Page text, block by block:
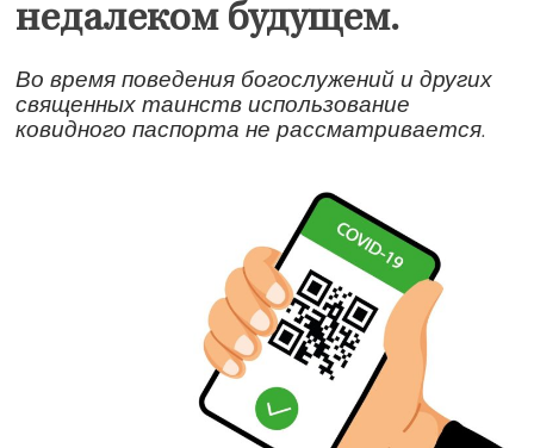
недалеком будущем.
Во время поведения богослужений и других
священных таинств использование
ковидного паспорта не рассматривается.